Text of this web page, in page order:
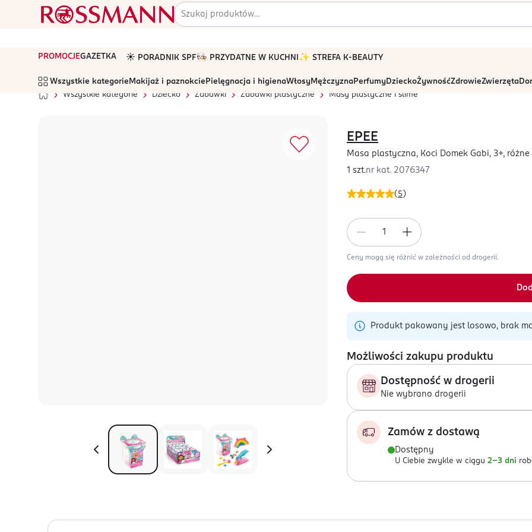
PROMOCJEGAZETKA ☀️ PORADNIK SPF🧑🏻‍🍳 PRZYDATNE W KUCHNI ✨ STREFA K-BEAUTY
Wszystkie kategorie Makijaż i paznokcie Pielęgnacja i higienaWłosyMężczyznaPerfumyDzieckoŻywnośćZdrowieZwierzęta
Wszystkie kategorie
Dziecko Zabawki Zabawki plastyczne Masy plastyczne i slime
( 5 )
EPEE
Masa plastyczna, Koci Domek Gabi, 3+,
1 szt.nr kat. 2076347
Ceny mogą się różnić w zależności od drogerii.
Produkt pakowany jest losowo, brak
Możliwości zakupu produktu
Dostępność w drogerii
Nie wybrano drogerii
Zamów z dostawą
Dostępny
U Ciebie zwykle w ciągu 2-3 dni